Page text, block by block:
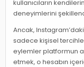
kullanıcıların
deneyimlerini
Ancak,
sadece kişisel
eylemler platformun
etmek, o hesabın